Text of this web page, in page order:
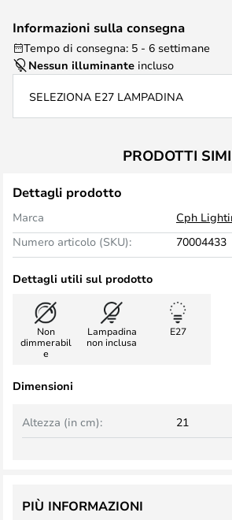
Informazioni sulla consegna
Tempo di consegna: 5 - 6 settimane
Nessun illuminante incluso
SELEZIONA E27 LAMPADINA
PRODOTTI
Dettagli prodotto
Marca
Cph
Numero articolo (SKU):
70004433
Dettagli utili sul prodotto
Non
dimmerabil
e
Lampadina
non inclusa
E27
Dimensioni
Altezza (in cm): 21
PIÙ INFORMAZIONI